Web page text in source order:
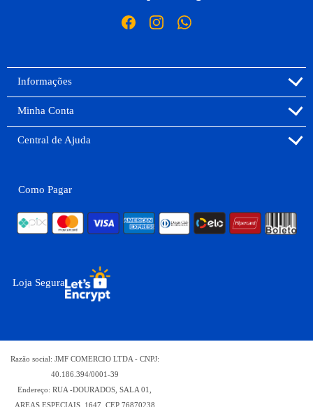
Informações
Minha Conta
Central de Ajuda
Como Pagar
Loja Segura
Razão social: JMF COMERCIO LTDA - CNPJ:
40.186.394/0001-39
Endereço: RUA -DOURADOS, SALA 01,
AREAS ESPECIAIS, 1647, CEP 76870238